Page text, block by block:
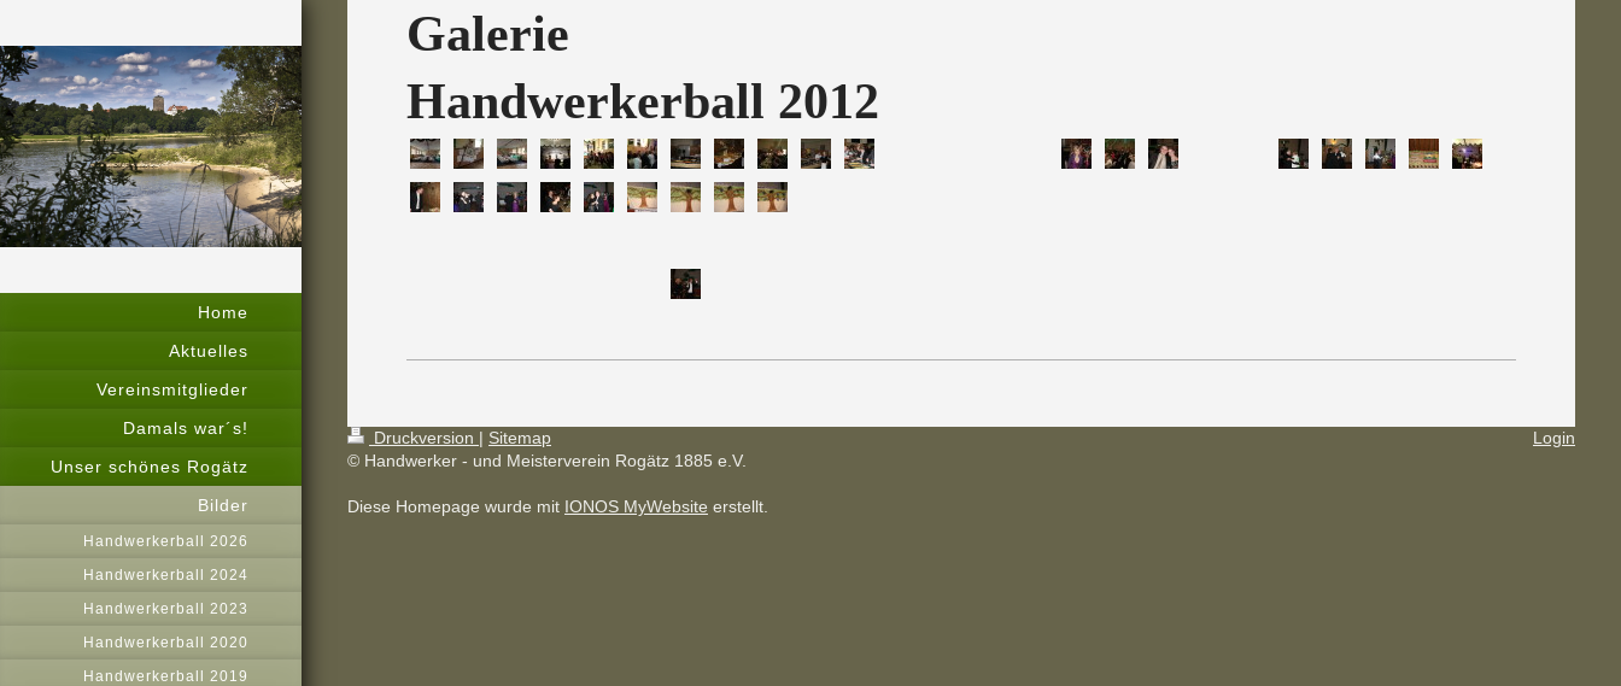
Home
Aktuelles
Vereinsmitglieder
Damals war´s!
Unser schönes Rogätz
Bilder
Handwerkerball 2026
Handwerkerball 2024
Handwerkerball 2023
Handwerkerball 2020
Handwerkerball 2019
Galerie
Handwerkerball 2012
Druckversion | Sitemap
© Handwerker - und Meisterverein Rogätz 1885 e.V.
Diese Homepage wurde mit IONOS MyWebsite erstellt.
Login